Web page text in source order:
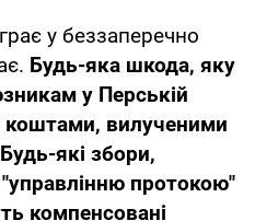
у беззаперечно
Будь-яка шкода, яку
у Перській
коштами, вилученими
які збори,
протокою"
компенсовані